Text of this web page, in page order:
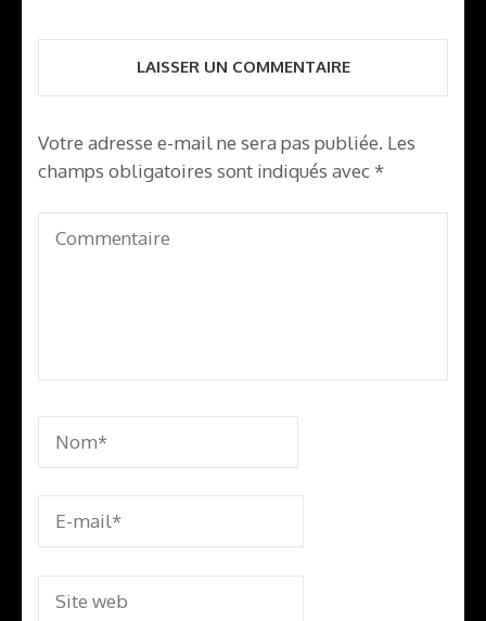
LAISSER UN COMMENTAIRE
Votre adresse e-mail ne sera pas publiée. Les
champs obligatoires sont indiqués avec *